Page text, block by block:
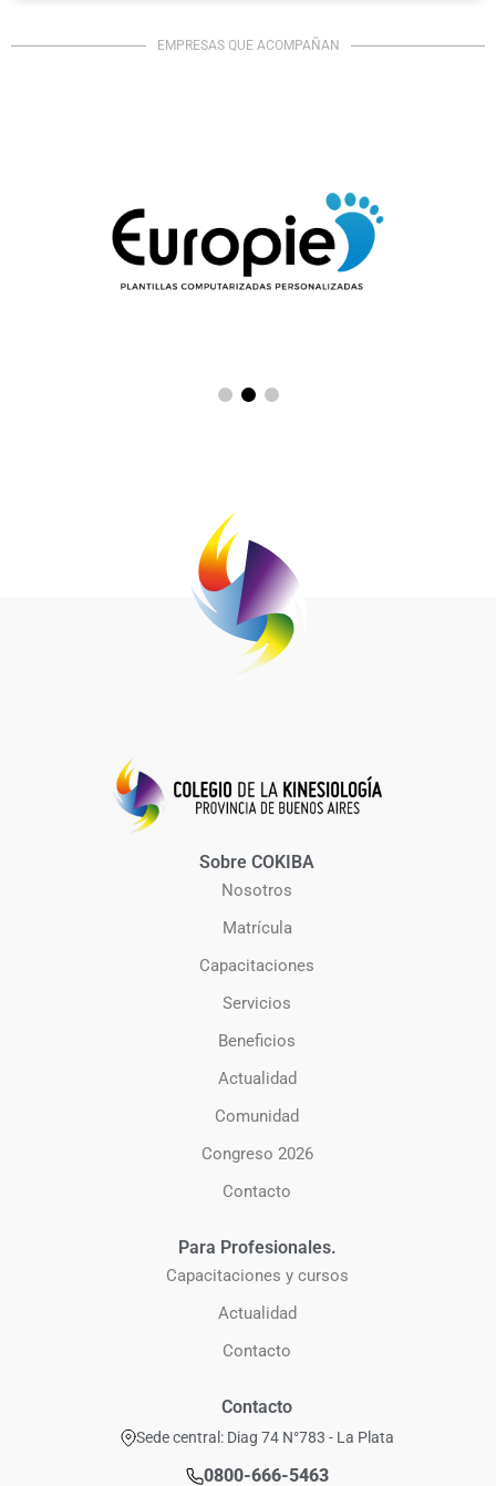
EMPRESAS QUE ACOMPAÑAN
Sobre COKIBA
Nosotros
Matrícula
Capacitaciones
Servicios
Beneficios
Actualidad
Comunidad
Congreso 2026
Contacto
Para Profesionales.
Capacitaciones y cursos
Actualidad
Contacto
Contacto
Sede central: Diag 74 N°783 - La Plata
0800-666-5463